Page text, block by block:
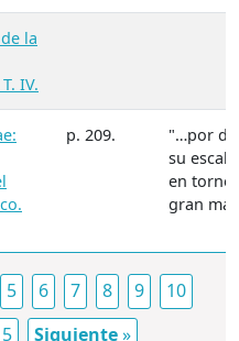
la
IV.
p. 209.
"…por
su
en torno
gran
5 6 7 8 9
10
Siguiente»